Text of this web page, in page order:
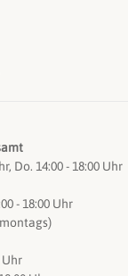
Do. 14:00 - 18:00 Uhr
- 18:00 Uhr
Uhr